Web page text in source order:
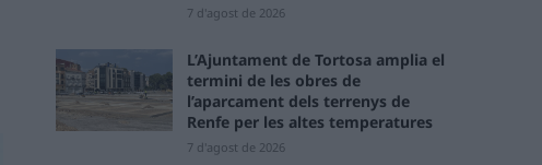
7 d'agost de 2026
L’Ajuntament de Tortosa amplia el
termini de les obres de
l’aparcament dels terrenys de
Renfe per les altes temperatures
7 d'agost de 2026